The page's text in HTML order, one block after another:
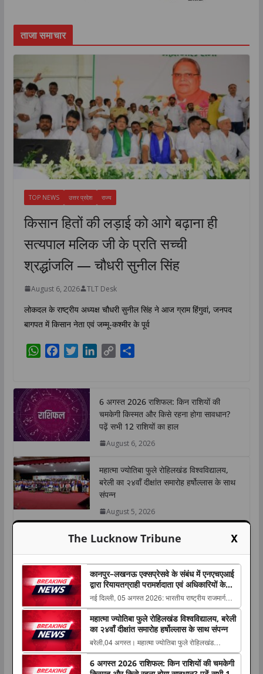
ताजा समाचार
TOP NEWS उत्तर प्रदेश राज्य
किसान हितों की लड़ाई को आगे बढ़ाना ही
सत्यपाल मलिक जी के प्रति सच्ची
श्रद्धांजलि — चौधरी सुनील सिंह
August 6, 2026 TLT Desk
लोकदल के राष्ट्रीय अध्यक्ष चौधरी सुनील सिंह ने आज ग्राम हिंगुवां, जनपद
बागपत में किसान नेता एवं जम्मू-कश्मीर के पूर्व
W
t
s
A
p
e
b
o
o
t
t
e
r
e
d
n
L
i
k
e
6 अगस्त 2026 राशिफल: किन राशियों की
चमकेगी किस्मत और किसे रहना होगा सावधान?
पढ़ें सभी 12 राशियों का हाल
August 6, 2026
महात्मा ज्योतिबा फुले रोहिलखंड विश्वविद्यालय,
बरेली का २४वाँ दीक्षांत समारोह हर्षोल्लास के साथ
संपन्न
August 5, 2026
NEP 2020 पर बीबीएयू में अंतरराष्ट्रीय संगोष्ठी,
उद्यमिता पर हुआ मंथन
August 5, 2026
The Lucknow Tribune X
कानपुर–लखनऊ एक्सप्रेसवे के संबंध में एनएचएआई
द्वारा रियायतग्राही परामर्शदाता एवं अधिकारियों के
विरुद्ध कड़ी कार्रवाई
नई दिल्ली, 05 अगस्त 2026: भारतीय राष्ट्रीय राजमार्ग
प्राधिकरण (एनएचएआई) ने कानपुर–लखनऊ एक्सप्रेसवे के
संबंध में Concessionaire (रियायतग्राही), स्वतंत्र
अभियंता The post कानपुर–लखनऊ एक्सप्रेसवे के संबंध
में एनएचएआई द्वारा रियायतग्राही परामर्शदाता एवं...
महात्मा ज्योतिबा फुले रोहिलखंड विश्वविद्यालय, बरेली
का २४वाँ दीक्षांत समारोह हर्षोल्लास के साथ संपन्न
बरेली,04 अगस्त। महात्मा ज्योतिबा फुले रोहिलखंड
विश्वविद्यालय, बरेली का २४वाँ दीक्षांत समारोह मंगलवार को
राजकीय आयोजन के रूप में संपन्न The post महात्मा
6 अगस्त 2026 राशिफल: किन राशियों की चमकेगी